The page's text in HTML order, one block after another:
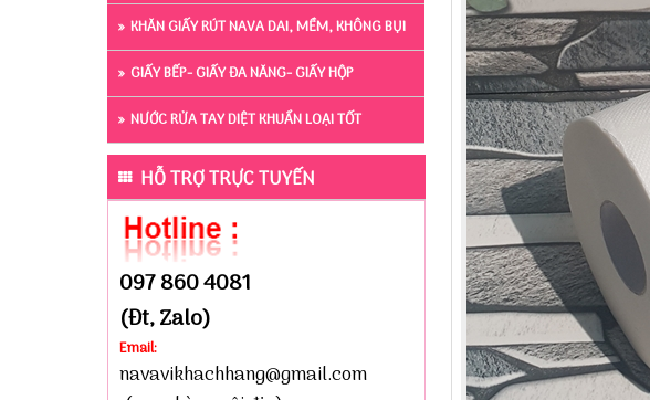
KHĂN GIẤY RÚT NAVA DAI, MỀM, KHÔNG BỤI
GIẤY BẾP- GIẤY ĐA NĂNG- GIẤY HỘP
NƯỚC RỬA TAY DIỆT KHUẨN LOẠI TỐT
HỖ TRỢ TRỰC TUYẾN
097 860 4081
(Đt, Zalo)
Email:
navavikhachhang@gmail.com